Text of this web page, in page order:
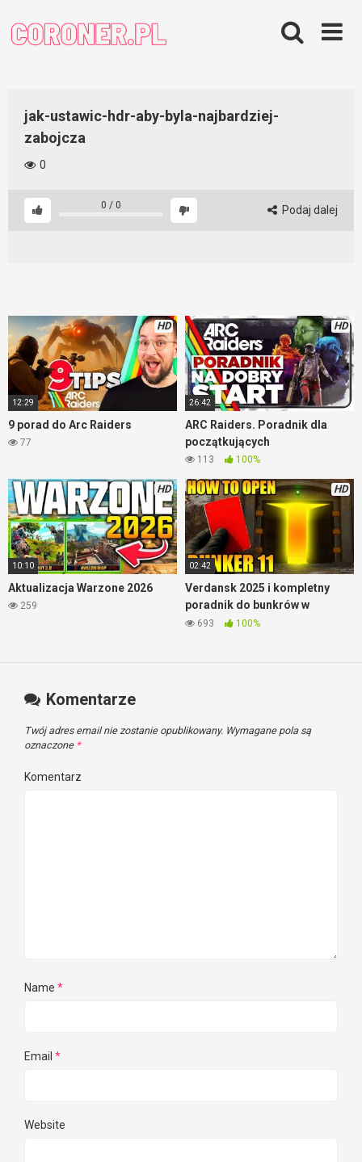
content
jak-ustawic-hdr-aby-byla-najbardziej-
zabojcza
0
0 / 0 Podaj dalej
HD
12:29
9 porad do Arc Raiders
77
HD
26:42
ARC Raiders. Poradnik dla
początkujących
113 100%
HD
10:10
Aktualizacja Warzone 2026
259
HD
02:42
Verdansk 2025 i kompletny
poradnik do bunkrów w
Warzone
693 100%
Komentarze
Twój adres email nie zostanie opublikowany. Wymagane pola są
oznaczone *
Komentarz
Name *
Email *
Website